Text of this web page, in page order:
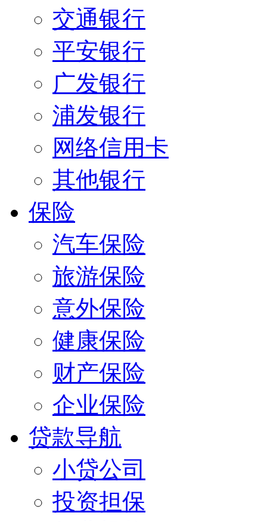
交通银行
平安银行
广发银行
浦发银行
网络信用卡
其他银行
保险
汽车保险
旅游保险
意外保险
健康保险
财产保险
企业保险
贷款导航
小贷公司
投资担保